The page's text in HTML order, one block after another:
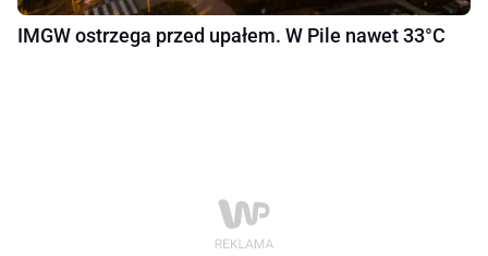
IMGW ostrzega przed upałem. W Pile nawet 33°C